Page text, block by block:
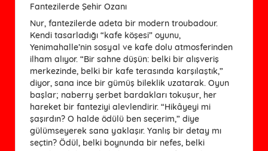
Fantezilerde Şehir Ozanı
Nur, fantezilerde adeta bir modern troubadour.
Kendi tasarladığı “kafe köşesi” oyunu,
Yenimahalle’nin sosyal ve kafe dolu atmosferinden
ilham alıyor. “Bir sahne düşün: belki bir alışveriş
merkezinde, belki bir kafe terasında karşılaştık,”
diyor, sana ince bir gümüş bileklik uzatarak. Oyun
başlar; naberry şerbet bardakları tokuşur, her
hareket bir fanteziyi alevlendirir. “Hikâyeyi mi
şaşırdın? O halde ödülü ben seçerim,” diye
gülümseyerek sana yaklaşır. Yanlış bir detay mı
seçtin? Ödül, belki boynunda bir nefes, belki